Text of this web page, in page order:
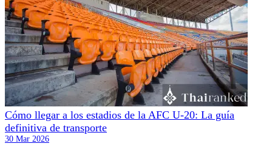
Cómo llegar a los estadios de la AFC U-20: La guía
definitiva de transporte
30 Mar 2026